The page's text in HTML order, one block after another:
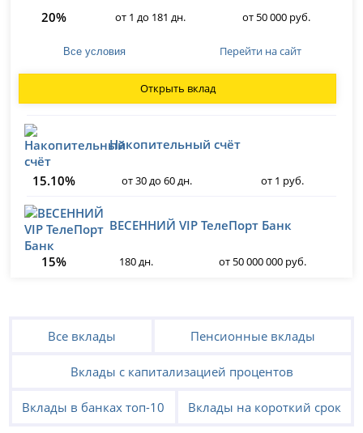
20% от 1 до 181 дн. от 50 000 руб.
Все условия Перейти на сайт
Открыть вклад
Накопительный счёт
15.10% от 30 до 60 дн. от 1 руб.
ВЕСЕННИЙ VIP ТелеПорт Банк
15% 180 дн. от 50 000 000 руб.
Все вклады Пенсионные вклады
Вклады с капитализацией процентов
Вклады в банках топ-10 Вклады на короткий срок